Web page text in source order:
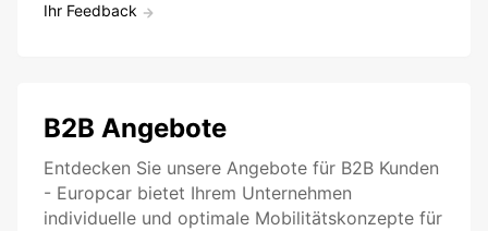
Ihr Feedback
B2B Angebote
Entdecken Sie unsere Angebote für B2B Kunden
- Europcar bietet Ihrem Unternehmen
individuelle und optimale Mobilitätskonzepte für